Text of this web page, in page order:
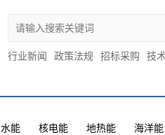
行业新闻 政策法规 招标采购 技
水能 核电能 地热能 海洋能